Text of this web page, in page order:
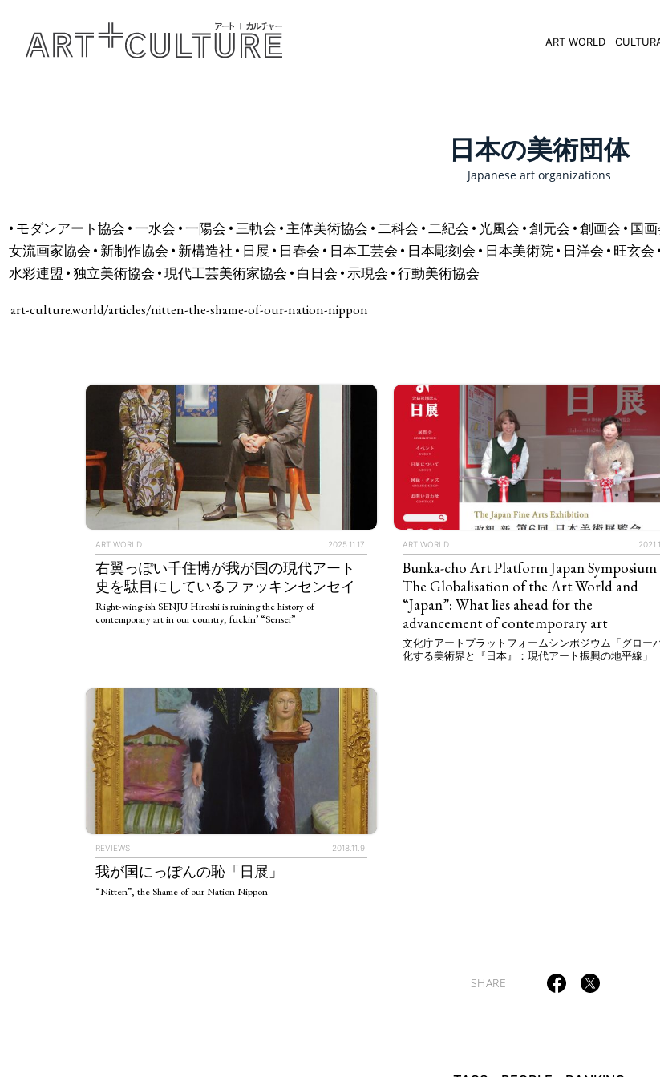
ART WORLD
TAGS PEOPLE RANKING
ART WORLD CULTURAL ESSAYS
日本の美術団体
Japanese art organizations
• モダンアート協会 • 一水会 • 一陽会 • 三軌会 • 主体美術協会 • 二科会 • 二紀会 • 光風会 • 創元会 • 創画会 • 国
女流画家協会 • 新制作協会 • 新構造社 • 日展 • 日春会 • 日本工芸会 • 日本彫刻会 • 日本美術院 • 日洋会 • 旺玄会
水彩連盟 • 独立美術協会 • 現代工芸美術家協会 • 白日会 • 示現会 • 行動美術協会
art-culture.world/articles/nitten-the-shame-of-our-nation-nippon
ART WORLD 2025.11.17
右翼っぽい千住博が我が国の現代アート
史を駄目にしているファッキンセンセイ
Right-wing-ish SENJU Hiroshi is ruining the history of
contemporary art in our country, fuckin’ “Sensei”
ART WORLD
Bunka-cho Art Platform Japan Symposium
The Globalisation of the Art World and
“Japan”: What lies ahead for the
advancement of contemporary art
⽂化庁アートプラットフォームシンポジウム「グロー
化する美術界と『⽇本』：現代アート振興の地平線」
REVIEWS 2018.11.9
我が国にっぽんの恥「日展」
“Nitten”, the Shame of our Nation Nippon
SHARE